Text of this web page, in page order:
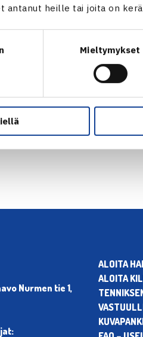
antanut heille tai joita on
Mieltymykset
Nurmen tie 1,
ALOITA
ALOITA